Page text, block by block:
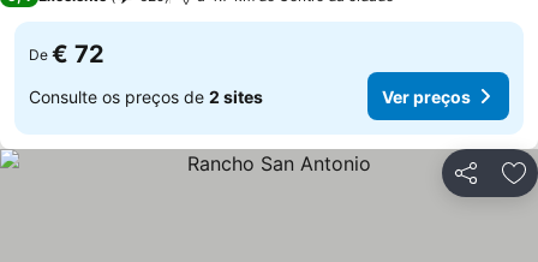
De € 72
Consulte os preços de 2 sites Ver preços
Partilhar